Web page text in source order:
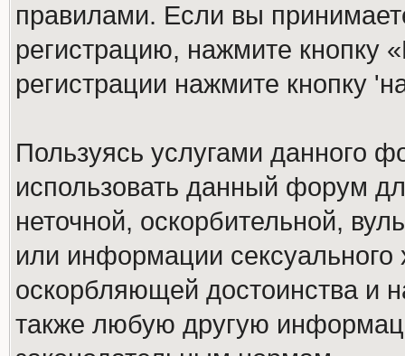
правилами. Если вы
регистрацию, нажмите кнопку
регистрации нажмите кнопку
Пользуясь услугами данного
использовать данный форум
неточной, оскорбительной,
или информации
оскорбляющей достоинства и
также любую другую